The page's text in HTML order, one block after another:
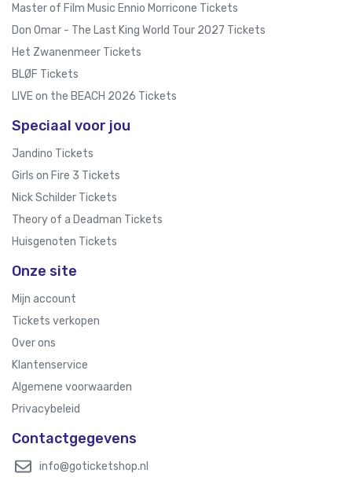
Master of Film Music Ennio Morricone Tickets
Don Omar - The Last King World Tour 2027 Tickets
Het Zwanenmeer Tickets
BLØF Tickets
LIVE on the BEACH 2026 Tickets
Speciaal voor jou
Jandino Tickets
Girls on Fire 3 Tickets
Nick Schilder Tickets
Theory of a Deadman Tickets
Huisgenoten Tickets
Onze site
Mijn account
Tickets verkopen
Over ons
Klantenservice
Algemene voorwaarden
Privacybeleid
Contactgegevens
info@goticketshop.nl